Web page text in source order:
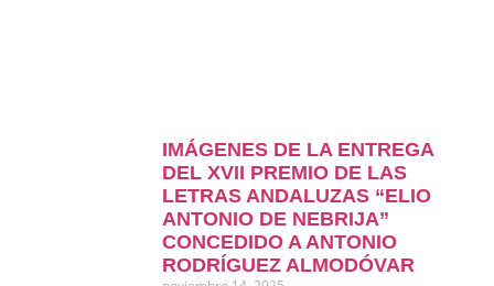
IMÁGENES DE LA ENTREGA
DEL XVII PREMIO DE LAS
LETRAS ANDALUZAS “ELIO
ANTONIO DE NEBRIJA”
CONCEDIDO A ANTONIO
RODRÍGUEZ ALMODÓVAR